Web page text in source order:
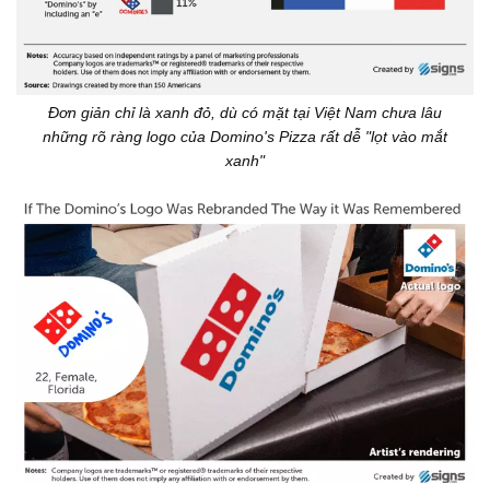
Đơn giản chỉ là xanh đỏ, dù có mặt tại Việt Nam chưa lâu
những rõ ràng logo của Domino's Pizza rất dễ "lọt vào mắt
xanh"